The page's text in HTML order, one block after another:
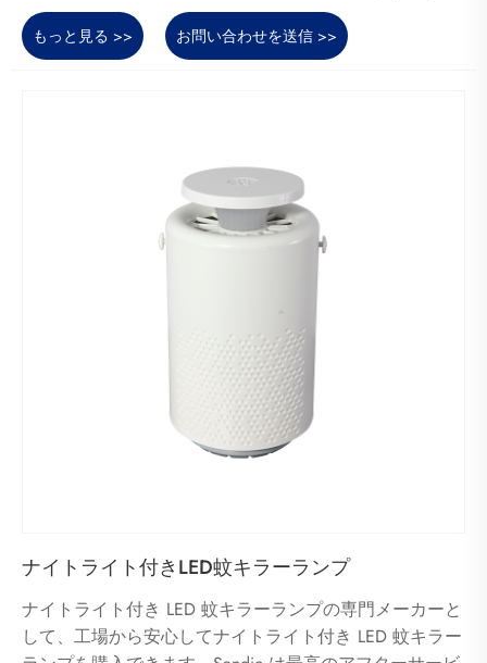
もっと見る >> お問い合わせを送信 >>
ナイトライト付きLED蚊キラーランプ
ナイトライト付き LED 蚊キラーランプの専門メーカーと
して、工場から安心してナイトライト付き LED 蚊キラー